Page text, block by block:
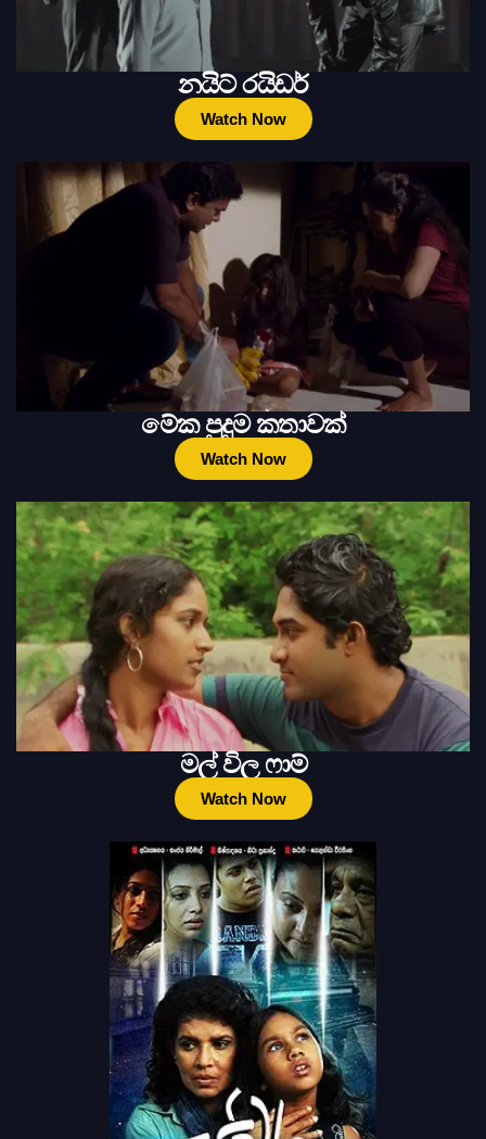
නයිට් රයිඩර්
Watch Now
මේක පුදුම කතාවක්
Watch Now
මල් විල ෆාම්
Watch Now